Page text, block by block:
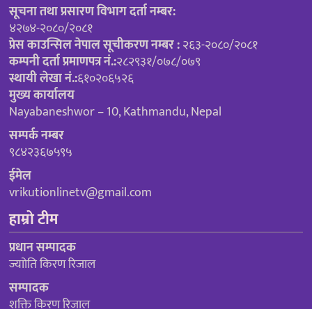
सूचना तथा प्रसारण विभाग दर्ता नम्बर:
४२७४-२०८०/२०८१
प्रेस काउन्सिल नेपाल सूचीकरण नम्बर :२६३-२०८०/२०८१
कम्पनी दर्ता प्रमाणपत्र नं.:२८२९३१/०७८/०७९
स्थायी लेखा नं.:६१०२०६५२६
मुख्य कार्यालय
Nayabaneshwor – 10, Kathmandu, Nepal
सम्पर्क नम्बर
९८४२३६७५९५
ईमेल
vrikutionlinetv@gmail.com
हाम्रो टीम
प्रधान सम्पादक
ज्याोति किरण रिजाल
सम्पादक
शक्ति किरण रिजाल